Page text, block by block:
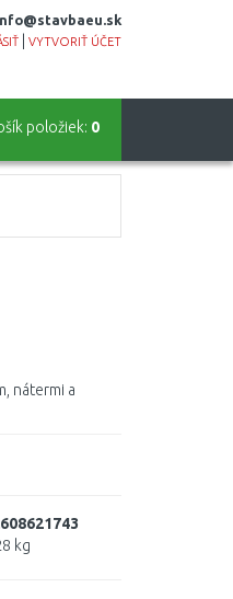
VYTVORIŤ ÚČET
položiek: 0
nátermi a
kg